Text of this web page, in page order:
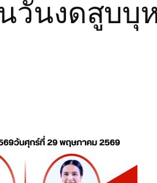
วันงดสูบบุ